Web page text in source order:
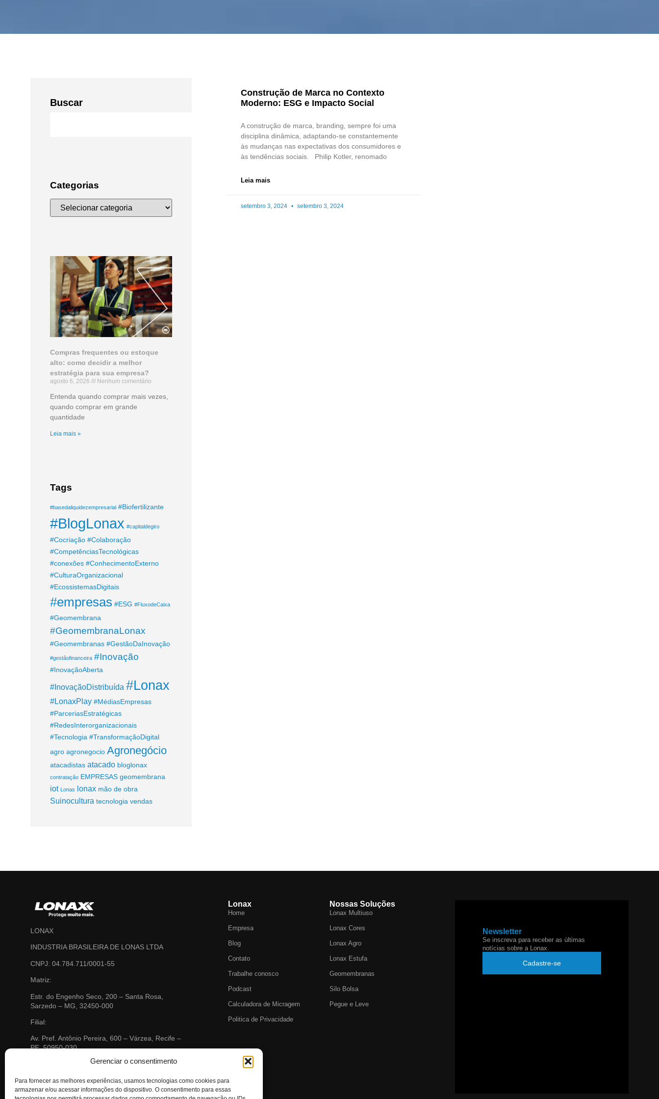
Gerenciar o consentimento
Para fornecer as melhores experiências, usamos tecnologias como cookies para
armazenar e/ou acessar informações do dispositivo. O consentimento para essas
Buscar
Categorias
Compras frequentes ou estoque
alto: como decidir a melhor
estratégia para sua empresa?
agosto 6, 2026 Nenhum comentário
Entenda quando comprar mais vezes,
quando comprar em grande
quantidade
Leia mais »
Tags
#basedaliquidezempresarial #Biofertilizante
#BlogLonax #capitaldegiro
#Cocriação #Colaboração
#CompetênciasTecnológicas
#conexões #ConhecimentoExterno
#CulturaOrganizacional
#EcossistemasDigitais
#empresas #ESG #FluxodeCaixa
#Geomembrana
#GeomembranaLonax
#Geomembranas #GestãoDaInovação
#gestãofinanceira #Inovação
#InovaçãoAberta
#InovaçãoDistribuída #Lonax
#LonaxPlay #MédiasEmpresas
#ParceriasEstratégicas
#RedesInterorganizacionais
#Tecnologia #TransformaçãoDigital
agro agronegocio Agronegócio
atacadistas atacado bloglonax
contratação EMPRESAS geomembrana
iot Lonas lonax mão de obra
Suinocultura tecnologia vendas
Construção de Marca no Contexto
Moderno: ESG e Impacto Social
A construção de marca, branding, sempre foi uma
disciplina dinâmica, adaptando-se constantemente
às mudanças nas expectativas dos consumidores e
às tendências sociais. Philip Kotler, renomado
Leia mais
setembro 3, 2024 setembro 3, 2024
LONAX
INDUSTRIA BRASILEIRA DE LONAS LTDA
CNPJ: 04.784.711/0001-55
Matriz:
Estr. do Engenho Seco, 200 – Santa Rosa,
Sarzedo – MG, 32450-000
Filial:
Av. Pref. Antônio Pereira, 600 – Várzea, Recife –
PE, 50950-030
(31) 3577 0300
sac@lonax.com.br
Localização no Google Maps
Lonax
Home
Empresa
Blog
Contato
Trabalhe conosco
Podcast
Calculadora de Micragem
Politica de Privacidade
Nossas Soluções
Lonax Multiuso
Lonax Cores
Lonax Agro
Lonax Estufa
Geomembranas
Silo Bolsa
Pegue e Leve
Newsletter
Se inscreva para receber as últimas
notícias sobre a Lonax.
Cadastre-se